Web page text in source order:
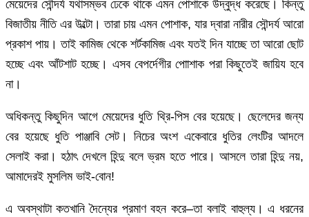
মেয়েদের সৌন্দর্য যথাসম্ভব ঢেকে থাকে এমন পোশাকে উদ্বুদ্ধ করেছে। কিন্তু
বিজাতীয় নীতি এর উল্টো। তারা চায় এমন পোশাক, যার দ্বারা নারীর সৌন্দর্য আরো
প্রকাশ পায়। তাই কামিজ থেকে শর্টকামিজ এবং যতই দিন যাচ্ছে তা আরো ছোট
হচ্ছে এবং আঁটশাট হচ্ছে। এসব বেপর্দেগীর পোাশাক পরা কিছুতেই জায়িয হবে
না।
অধিকন্তু কিছুদিন আগে মেয়েদের ধুতি থ্রি-পিস বের হয়েছে। ছেলেদের জন্য
বের হয়েছে ধুতি পাঞ্জাবি সেট। নিচের অংশ একেবারে ধুতির লেংটির আদলে
সেলাই করা। হঠাৎ দেখলে হিন্দু বলে ভ্রম হতে পারে। আসলে তারা হিন্দু নয়,
আমাদেরই মুসলিম ভাই-বোন!
এ অবস্থাটা কতখানি দৈন্যের প্রমাণ বহন করে–তা বলাই বাহুল্য। এ ধরনের